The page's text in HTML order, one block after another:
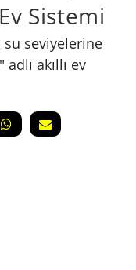
Sistemi
seviyelerine
akıllı ev